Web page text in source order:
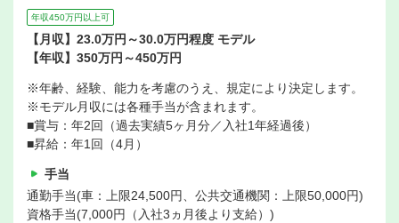
年収450万円以上可
【月収】23.0万円～30.0万円程度 モデル
【年収】350万円～450万円
※年齢、経験、能力を考慮のうえ、規定により決定します。
※モデル月収には各種手当が含まれます。
■賞与：年2回（過去実績5ヶ月分／入社1年経過後）
■昇給：年1回（4月）
手当
通勤手当(車：上限24,500円、公共交通機関：上限50,000円)
資格手当(7,000円（入社3ヵ月後より支給）)